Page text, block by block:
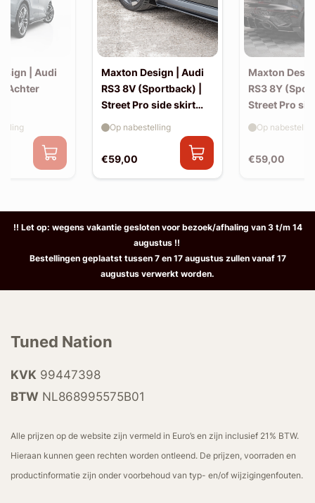
| Audi
| Achter
Maxton Design | Audi
RS3 8V (Sportback) |
Street Pro side skirt
splitter flaps
€59,00
Op nabestelling
Maxton
RS3 8Y
Street Pro
splitter flaps
€59,00
Op
!! Let op: wegens vakantie gesloten voor bezoek/afhaling van 3 t/m 14
augustus !!
Bestellingen geplaatst tussen 7 en 17 augustus zullen vanaf 17
augustus verwerkt worden.
Tuned Nation
KVK 99447398
BTW NL868995575B01
Alle prijzen op de website zijn vermeld in Euro’s en zijn inclusief 21% BTW.
Hieraan kunnen geen rechten worden ontleend. De prijzen, voorraden en
productinformatie zijn onder voorbehoud van typ- en/of wijzigingenfouten.